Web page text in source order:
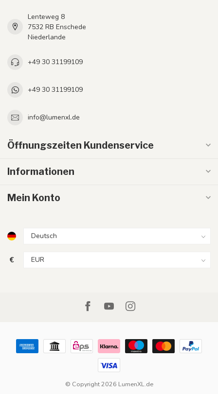
Lenteweg 8
7532 RB Enschede
Niederlande
+49 30 31199109
+49 30 31199109
info@lumenxl.de
Öffnungszeiten Kundenservice
Informationen
Mein Konto
€
© Copyright 2026 LumenXL.de